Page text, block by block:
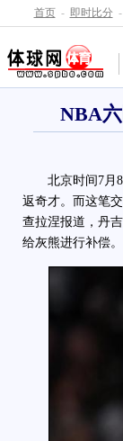
首页 - 即时比分 -
NBA
北京时间7月8
返奇才。而这笔
查拉涅报道，丹
给灰熊进行补偿。